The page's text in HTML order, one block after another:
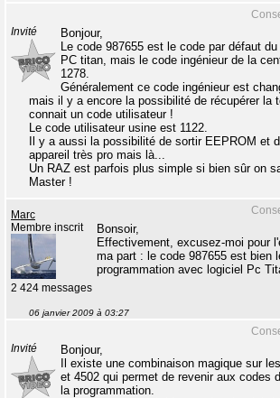
Invité
Bonjour,
Le code 987655 est le code par défaut
PC titan, mais le code ingénieur de la
1278.
Généralement ce code ingénieur est
mais il y a encore la possibilité de récupérer la
connait un code utilisateur !
Le code utilisateur usine est 1122.
Il y a aussi la possibilité de sortir EEPROM et
appareil très pro mais là...
Un RAZ est parfois plus simple si bien sûr on
Master !
Marc
Membre inscrit
2 424 messages
Bonsoir,
Effectivement, excusez-moi pour
ma part : le code 987655 est bien
programmation avec logiciel Pc
06 janvier 2009 à 03:27
Invité
Bonjour,
Il existe une combinaison magique sur
et 4502 qui permet de revenir aux codes
la programmation.